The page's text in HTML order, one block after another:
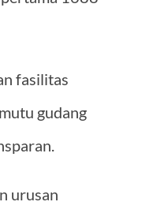
fasilitas
gudang
urusan